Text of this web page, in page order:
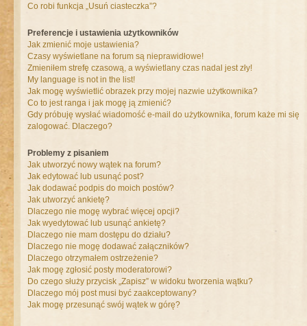
Co robi funkcja „Usuń ciasteczka”?
Preferencje i ustawienia użytkowników
Jak zmienić moje ustawienia?
Czasy wyświetlane na forum są nieprawidłowe!
Zmieniłem strefę czasową, a wyświetlany czas nadal jest zły!
My language is not in the list!
Jak mogę wyświetlić obrazek przy mojej nazwie użytkownika?
Co to jest ranga i jak mogę ją zmienić?
Gdy próbuję wysłać wiadomość e-mail do użytkownika, forum każe mi się
zalogować. Dlaczego?
Problemy z pisaniem
Jak utworzyć nowy wątek na forum?
Jak edytować lub usunąć post?
Jak dodawać podpis do moich postów?
Jak utworzyć ankietę?
Dlaczego nie mogę wybrać więcej opcji?
Jak wyedytować lub usunąć ankietę?
Dlaczego nie mam dostępu do działu?
Dlaczego nie mogę dodawać załączników?
Dlaczego otrzymałem ostrzeżenie?
Jak mogę zgłosić posty moderatorowi?
Do czego służy przycisk „Zapisz” w widoku tworzenia wątku?
Dlaczego mój post musi być zaakceptowany?
Jak mogę przesunąć swój wątek w górę?